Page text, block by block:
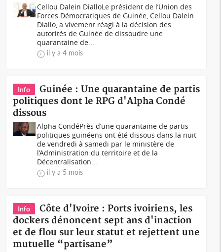
Cellou Dalein DialloLe président de l’Union des
Forces Démocratiques de Guinée, Cellou Dalein
Diallo, a vivement réagi à la décision des
autorités de Guinée de dissoudre une
quarantaine de...
il y a 4 mois
Info
Guinée : Une quarantaine de partis
politiques dont le RPG d'Alpha Condé
dissous
Alpha CondéPrès d’une quarantaine de partis
politiques guinéens ont été dissous dans la nuit
de vendredi à samedi par le ministère de
l’Administration du territoire et de la
Décentralisation...
il y a 5 mois
Info
Côte d'Ivoire : Ports ivoiriens, les
dockers dénoncent sept ans d'inaction
et de flou sur leur statut et rejettent une
mutuelle “partisane”